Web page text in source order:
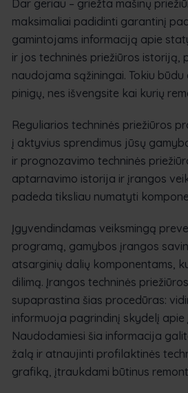
Dar geriau – griežta mašinų
maksimaliai padidinti garantinį
gamintojams informaciją apie
ir jos techninės priežiūros istoriją,
naudojama sąžiningai. Tokiu
pinigų, nes išvengsite kai kurių
Reguliarios techninės priežiūros
į aktyvius sprendimus jūsų
ir prognozavimo techninės
aptarnavimo istorija ir įrangos
padeda tiksliau numatyti
Įgyvendindamas veiksmingą
programą, gamybos įrangos
atsarginių dalių komponentams,
dilimą. Įrangos techninės
supaprastina šias procedūras:
informuoja pagrindinį skydelį apie
Naudodamiesi šia informacija
žalą ir atnaujinti profilaktinės
grafiką, įtraukdami būtinus